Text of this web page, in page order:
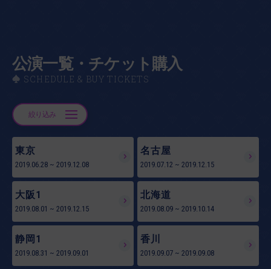
公演一覧・チケット購入
SCHEDULE & BUY TICKETS
絞り込み
東京
2019.06.28 ~ 2019.12.08
名古屋
2019.07.12 ~ 2019.12.15
大阪1
2019.08.01 ~ 2019.12.15
北海道
2019.08.09 ~ 2019.10.14
静岡1
2019.08.31 ~ 2019.09.01
香川
2019.09.07 ~ 2019.09.08